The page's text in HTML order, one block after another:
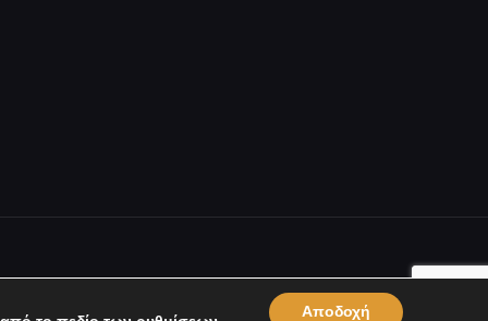
Αποδοχή